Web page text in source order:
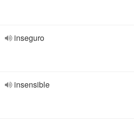
inseguro
insensible